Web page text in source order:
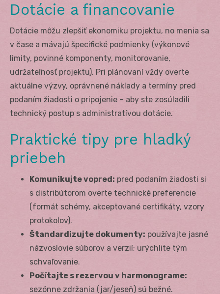
Dotácie a financovanie
Dotácie môžu zlepšiť ekonomiku projektu, no menia sa
v čase a mávajú špecifické podmienky (výkonové
limity, povinné komponenty, monitorovanie,
udržateľnosť projektu). Pri plánovaní vždy overte
aktuálne výzvy, oprávnené náklady a termíny pred
podaním žiadosti o pripojenie – aby ste zosúladili
technický postup s administratívou dotácie.
Praktické tipy pre hladký
priebeh
Komunikujte vopred: pred podaním žiadosti si
s distribútorom overte technické preferencie
(formát schémy, akceptované certifikáty, vzory
protokolov).
Štandardizujte dokumenty: používajte jasné
názvoslovie súborov a verzií; urýchlite tým
schvaľovanie.
Počítajte s rezervou v harmonograme:
sezónne zdržania (jar/jeseň) sú bežné.